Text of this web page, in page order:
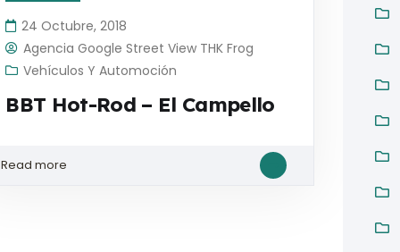
24 Octubre, 2018
Agencia Google Street View THK Frog
Vehículos Y Automoción
BBT Hot-Rod – El Campello
Read more